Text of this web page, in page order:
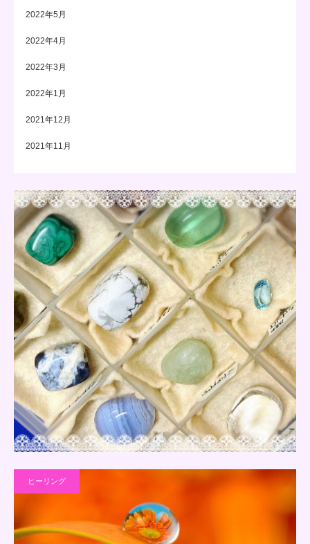
2022年5月
2022年4月
2022年3月
2022年1月
2021年12月
2021年11月
ヒーリング